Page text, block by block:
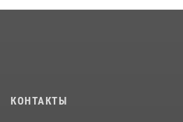
КОНТАКТЫ